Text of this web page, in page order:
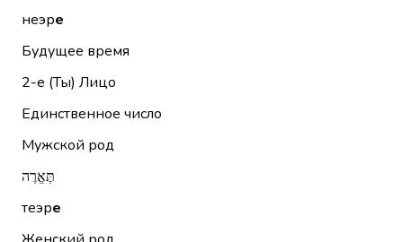
неэре
Будущее время
2-е (Ты) Лицо
Единственное число
Мужской род
תֶּאֱרֶה
теэре